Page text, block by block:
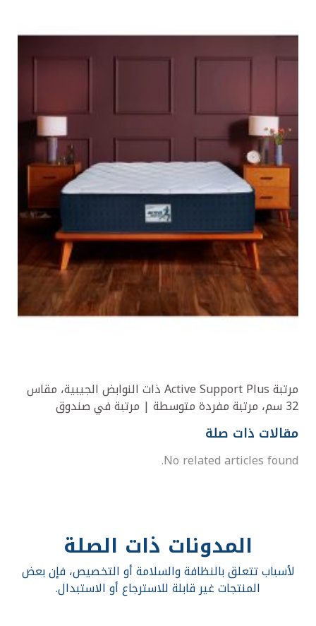
مرتبة Active Support Plus ذات النوابض الجيبية، مقاس
32 سم، مرتبة مفردة متوسطة | مرتبة في صندوق
مقالات ذات صلة
No related articles found.
المدونات ذات الصلة
لأسباب تتعلق بالنظافة والسلامة أو التخصيص، فإن بعض
المنتجات غير قابلة للاسترجاع أو الاستبدال.